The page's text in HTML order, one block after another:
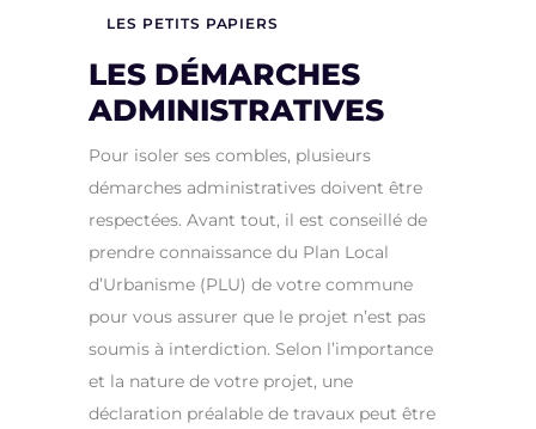
LES PETITS PAPIERS
LES DÉMARCHES
ADMINISTRATIVES
Pour isoler ses combles, plusieurs
démarches administratives doivent être
respectées. Avant tout, il est conseillé de
prendre connaissance du Plan Local
d’Urbanisme (PLU) de votre commune
pour vous assurer que le projet n’est pas
soumis à interdiction. Selon l’importance
et la nature de votre projet, une
déclaration préalable de travaux peut être